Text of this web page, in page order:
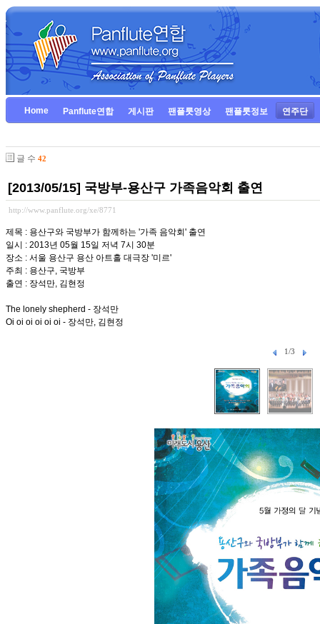
Home Panflute연합 게시판 팬플룻영상 팬플룻정보 연주단
글 수 42
[2013/05/15] 국방부-용산구 가족음악회 출연
http://www.panflute.org/xe/8771
제목 : 용산구와 국방부가 함께하는 '가족 음악회' 출연
일시 : 2013년 05월 15일 저녁 7시 30분
장소 : 서울 용산구 용산 아트홀 대극장 '미르'
주최 : 용산구, 국방부
출연 : 장석만, 김현정
The lonely shepherd - 장석만
Oi oi oi oi oi oi - 장석만, 김현정
1/3